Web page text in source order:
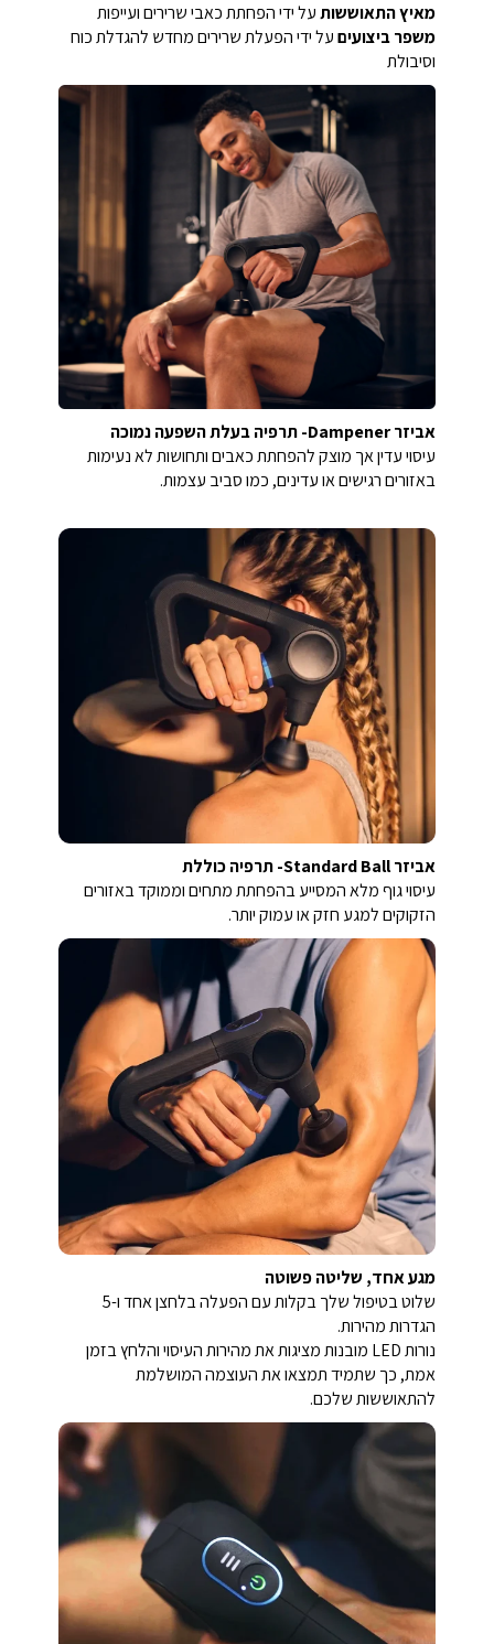
מאיץ התאוששותעל ידי הפחתת כאבי שרירים ועייפות
משפר ביצועיםעל ידי הפעלת שרירים מחדש להגדלת כוח
וסיבולת
אביזר Dampener- תרפיה בעלת השפעה נמוכה
עיסוי עדין אך מוצק להפחתת כאבים ותחושות לא נעימות
באזורים רגישים או עדינים, כמו סביב עצמות.
אביזר Standard Ball- תרפיה כוללת
עיסוי גוף מלא המסייע בהפחתת מתחים וממוקד באזורים
הזקוקים למגע חזק או עמוק יותר.
מגע אחד, שליטה פשוטה
שלוט בטיפול שלך בקלות עם הפעלה בלחצן אחד ו-5
הגדרות מהירות.
נורות LED מובנות מציגות את מהירות העיסוי והלחץ בזמן
אמת, כך שתמיד תמצאו את העוצמה המושלמת
להתאוששות שלכם.